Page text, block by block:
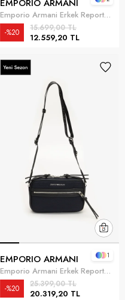
EMPORIO ARMANI
Emporio Armani Erkek Reporter Çanta Çok Renkli
12.559,20 TL
15.699,00 TL
%20
EMPORIO ARMANI
Emporio Armani Erkek Reporter Çanta Lacivert
20.319,20 TL
25.399,00 TL
%20
1